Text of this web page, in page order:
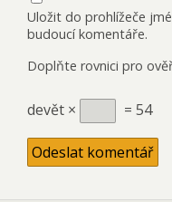
Uložit do prohlížeče
budoucí komentáře.
Doplňte rovnici pro
devět × = 54